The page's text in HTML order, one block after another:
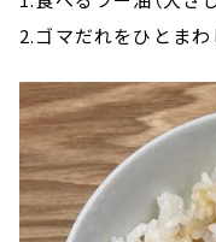
2.ゴマだれをひとまわ